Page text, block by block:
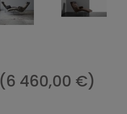
(6 460,00 €)